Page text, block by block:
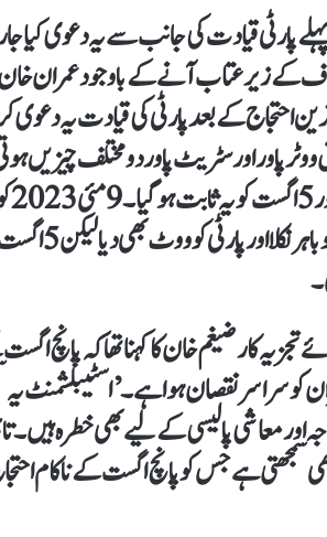
کے زیر عتاب آنے کے باوجود عمران
احتجاج کے بعد پارٹی کی قیادت یہ
پاور اور سٹریٹ پاور دو مختلف چیزیں
نہیں
کے بعد بھی تحریک
کار ضیغم خان کا کہنا تھا کہ پانچ اگست
کو سراسر نقصان ہوا ہے۔ ’اسٹیبلشمنٹ
اور معاشی پالیسی کے لیے بھی خطرہ
ہے جس کو پانچ اگست کے ناکام